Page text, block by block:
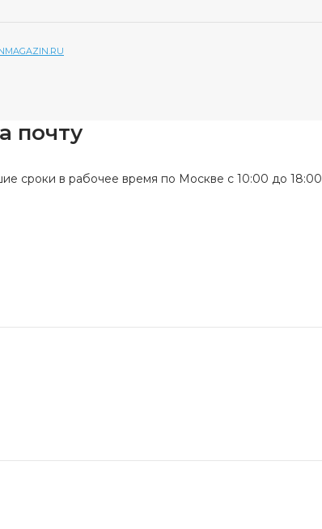
почту
сроки в рабочее время по Москве с 10:00 до 18:00